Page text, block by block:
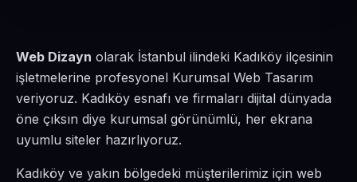
Web Dizayn olarak İstanbul ilindeki Kadıköy ilçesinin
işletmelerine profesyonel Kurumsal Web Tasarım
veriyoruz. Kadıköy esnafı ve firmaları dijital dünyada
öne çıksın diye kurumsal görünümlü, her ekrana
uyumlu siteler hazırlıyoruz.
Kadıköy ve yakın bölgedeki müşterilerimiz için web